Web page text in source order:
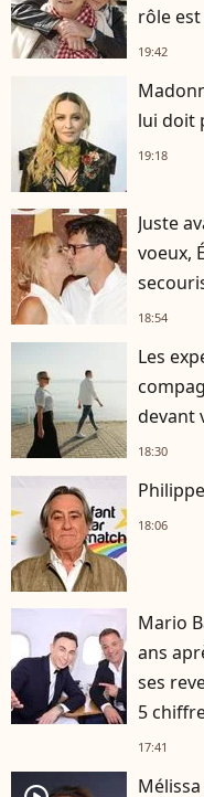
rôle
19:42
lui doit
19:18
Juste
voeux,
18:54
Les
devant
18:30
18:06
Mario
ans
ses
5
17:41